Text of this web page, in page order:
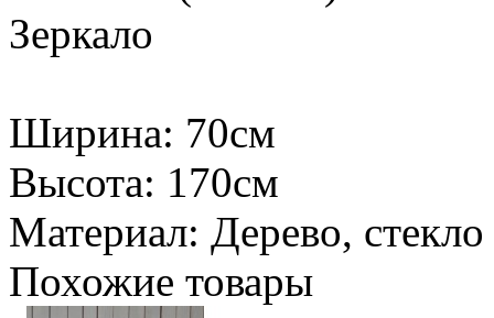
Зеркало
Ширина: 70см
Высота: 170см
Материал: Дерево, стекло
Похожие товары